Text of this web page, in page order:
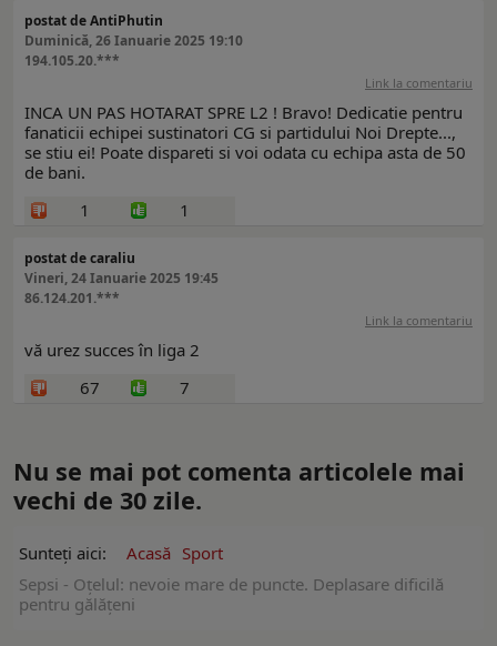
postat de AntiPhutin
Duminică, 26 Ianuarie 2025 19:10
194.105.20.***
Link la comentariu
INCA UN PAS HOTARAT SPRE L2 ! Bravo! Dedicatie pentru
fanaticii echipei sustinatori CG si partidului Noi Drepte...,
se stiu ei! Poate dispareti si voi odata cu echipa asta de 50
de bani.
1
1
postat de caraliu
Vineri, 24 Ianuarie 2025 19:45
86.124.201.***
Link la comentariu
vă urez succes în liga 2
67
7
Nu se mai pot comenta articolele mai
vechi de 30 zile.
Sunteți aici: Acasă Sport
Sepsi - Oțelul: nevoie mare de puncte. Deplasare dificilă
pentru gălățeni